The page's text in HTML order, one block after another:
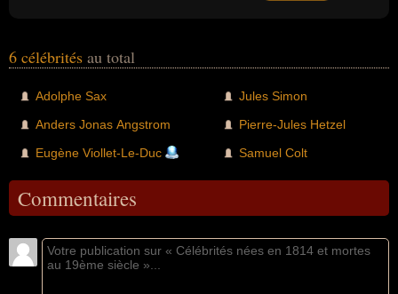
6 célébrités au total
Adolphe Sax
Anders Jonas Angstrom
Eugène Viollet-Le-Duc
Jules Simon
Pierre-Jules Hetzel
Samuel Colt
Commentaires